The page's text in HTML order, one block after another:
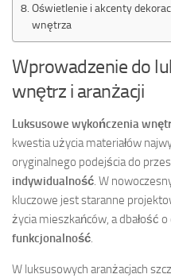
Oświetlenie i akcenty
wnętrza
Wprowadzenie do
wnętrz i aranżacji
Luksusowe wykończenia
kwestia użycia materiałów
oryginalnego podejścia do
indywidualność. W
kluczowe jest staranne
życia mieszkańców, a dbałość
funkcjonalność.
W luksusowych aranżacjach